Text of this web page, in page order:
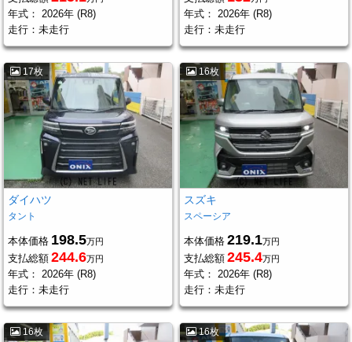
年式：
2026年 (R8)
走行：未走行
年式：
2026年 (R8)
走行：未走行
17枚
ダイハツ
タント
本体価格 198.5万円
支払総額 244.6万円
年式： 2026年 (R8)
走行：未走行
16枚
スズキ
スペーシア
本体価格 219.1万円
支払総額 245.4万円
年式： 2026年 (R8)
走行：未走行
16枚 16枚